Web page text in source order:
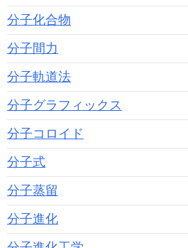
分子化合物
分子間力
分子軌道法
分子グラフィックス
分子コロイド
分子式
分子蒸留
分子進化